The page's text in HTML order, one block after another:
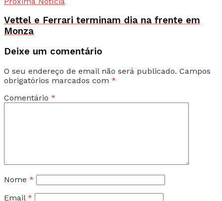
Vettel e Ferrari terminam dia na frente em
Monza
Deixe um comentário
O seu endereço de email não será publicado. Campos
obrigatórios marcados com *
Comentário *
Nome *
Email *